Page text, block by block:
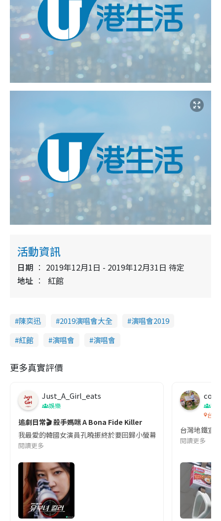
活動資訊
日期
2019年12月1日 - 2019年12月31日 待定
地址
紅館
陳奕迅 2019演唱會大全
演唱會2019
紅館
演唱會 演唱會
更多真實評價
Just_A_Girl_eats
娛樂
追劇日常🎬 殺手媽咪 A Bona Fide Killer
我最愛的韓國女演員孔曉振終於要回歸小螢幕啦!這次的劇本改編
閱讀更多
co
吹
台灣
台灣地鐵宣
閱讀更多